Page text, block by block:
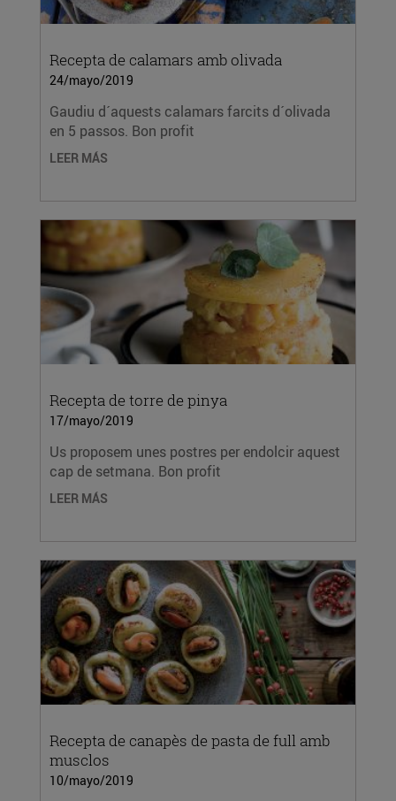
Recepta de calamars amb olivada
24/mayo/2019
Gaudiu d´aquests calamars farcits d´olivada
en 5 passos. Bon profit
LEER MÁS
Recepta de torre de pinya
17/mayo/2019
Us proposem unes postres per endolcir aquest
cap de setmana. Bon profit
LEER MÁS
Recepta de canapès de pasta de full amb
musclos
10/mayo/2019